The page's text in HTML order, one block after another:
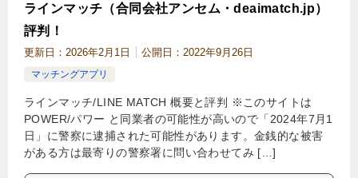
ラインマッチ（合同会社アンセム・deaimatch.jp）
評判！
更新日： 2026年2月1日 公開日： 2022年9月26日
マッチングアプリ
ラインマッチ/LINE MATCH 概要と評判 ※このサイトは
POWER/パワー と同業者の可能性が高いので「2024年7月1
日」に警察に逮捕された可能性があります。金銭的な被害
がある方は最寄りの警察署に問い合わせてみ […]